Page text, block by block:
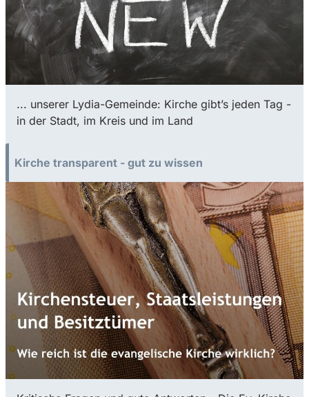
... unserer Lydia-Gemeinde: Kirche gibt’s jeden Tag -
in der Stadt, im Kreis und im Land
Kirche transparent - gut zu wissen